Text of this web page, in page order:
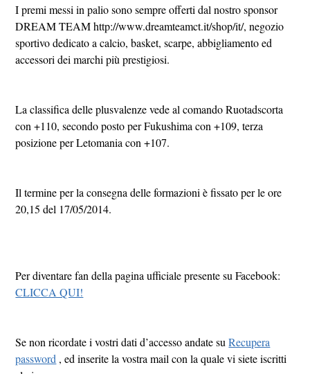
I premi messi in palio sono sempre offerti dal nostro sponsor
DREAM TEAM http://www.dreamteamct.it/shop/it/, negozio
sportivo dedicato a calcio, basket, scarpe, abbigliamento ed
accessori dei marchi più prestigiosi.
La classifica delle plusvalenze vede al comando Ruotadscorta
con +110, secondo posto per Fukushima con +109, terza
posizione per Letomania con +107.
Il termine per la consegna delle formazioni è fissato per le ore
20,15 del 17/05/2014.
Per diventare fan della pagina ufficiale presente su Facebook:
CLICCA QUI!
Se non ricordate i vostri dati d’accesso andate suRecupera
password , ed inserite la vostra mail con la quale vi siete iscritti